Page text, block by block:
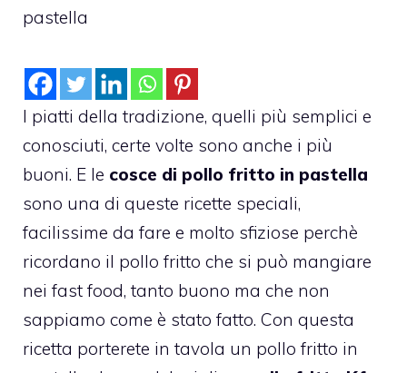
pastella
I piatti della tradizione, quelli più semplici e
conosciuti, certe volte sono anche i più
buoni. E le cosce di pollo fritto in pastella
sono una di queste ricette speciali,
facilissime da fare e molto sfiziose perchè
ricordano il pollo fritto che si può mangiare
nei fast food, tanto buono ma che non
sappiamo come è stato fatto. Con questa
ricetta porterete in tavola un pollo fritto in